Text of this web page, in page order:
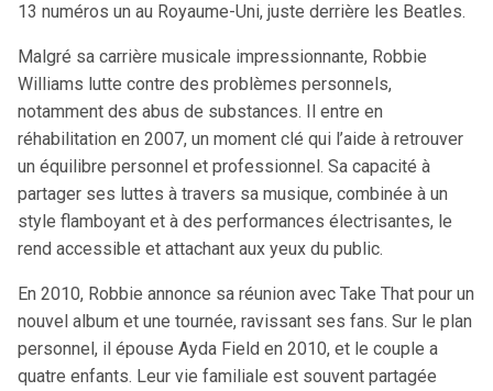
13 numéros un au Royaume-Uni, juste derrière les Beatles​.
Malgré sa carrière musicale impressionnante, Robbie
Williams lutte contre des problèmes personnels,
notamment des abus de substances. Il entre en
réhabilitation en 2007, un moment clé qui l’aide à retrouver
un équilibre personnel et professionnel. Sa capacité à
partager ses luttes à travers sa musique, combinée à un
style flamboyant et à des performances électrisantes, le
rend accessible et attachant aux yeux du public​.
En 2010, Robbie annonce sa réunion avec Take That pour un
nouvel album et une tournée, ravissant ses fans. Sur le plan
personnel, il épouse Ayda Field en 2010, et le couple a
quatre enfants. Leur vie familiale est souvent partagée